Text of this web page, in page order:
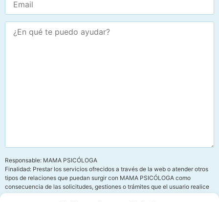
Responsable: MAMA PSICÓLOGA
Finalidad: Prestar los servicios ofrecidos a través de la web o atender otros
tipos de relaciones que puedan surgir con MAMA PSICÓLOGA como
consecuencia de las solicitudes, gestiones o trámites que el usuario realice
mediante la web.